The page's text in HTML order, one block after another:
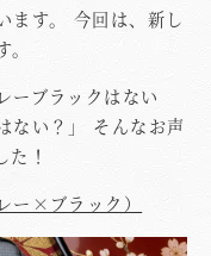
ます。 今回は、新し
ーブラックはない
ない？」 そんなお声
！
ー×ブラック）